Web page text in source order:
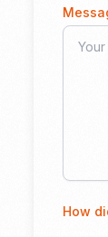
How